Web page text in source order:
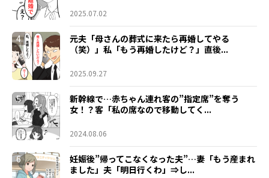
2025.07.02
4
元夫「母さんの葬式に来たら再婚してやる
（笑）」私「もう再婚したけど？」直後...
2025.09.27
5
新幹線で…赤ちゃん連れ客の”指定席”を奪う
女！？客「私の席なので移動してく...
2024.08.06
6
妊娠後”帰ってこなくなった夫”…妻「もう産まれ
ました」夫「明日行くわ」⇒し...